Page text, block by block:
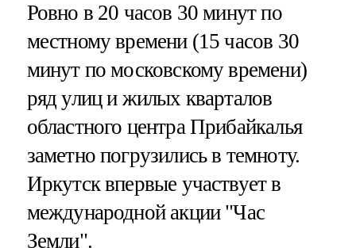
Ровно в 20 часов 30 минут по
местному времени (15 часов 30
минут по московскому времени)
ряд улиц и жилых кварталов
областного центра Прибайкалья
заметно погрузились в темноту.
Иркутск впервые участвует в
международной акции "Час
Земли".